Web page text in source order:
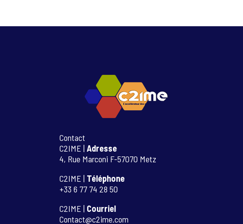
Contact
C2IME | Adresse
4, Rue Marconi F-57070 Metz
C2IME | Téléphone
+33 6 77 74 28 50
C2IME | Courriel
Contact@c2ime.com